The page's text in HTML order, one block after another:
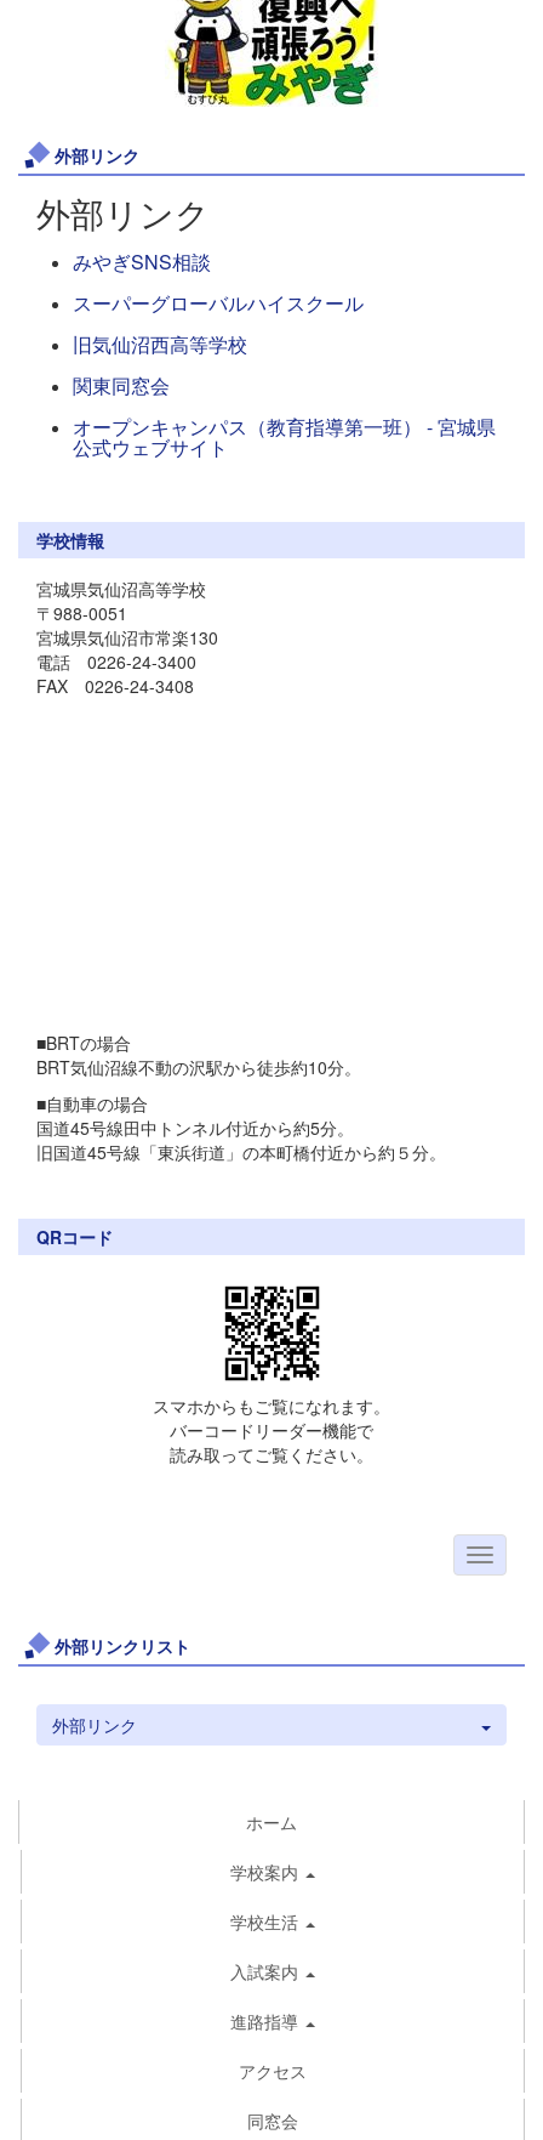
外部リンク
外部リンク
みやぎSNS相談
スーパーグローバルハイスクール
旧気仙沼西高等学校
関東同窓会
オープンキャンパス（教育指導第一班） - 宮城県
公式ウェブサイト
学校情報
宮城県気仙沼高等学校
〒988-0051
宮城県気仙沼市常楽130
電話 0226-24-3400
FAX 0226-24-3408
■BRTの場合
BRT気仙沼線不動の沢駅から徒歩約10分。
■自動車の場合
国道45号線田中トンネル付近から約5分。
旧国道45号線「東浜街道」の本町橋付近から約５分。
QRコード
スマホからもご覧になれます。
バーコードリーダー機能で
読み取ってご覧ください。
外部リンクリスト
外部リンク
ホーム
学校案内
学校生活
入試案内
進路指導
アクセス
同窓会